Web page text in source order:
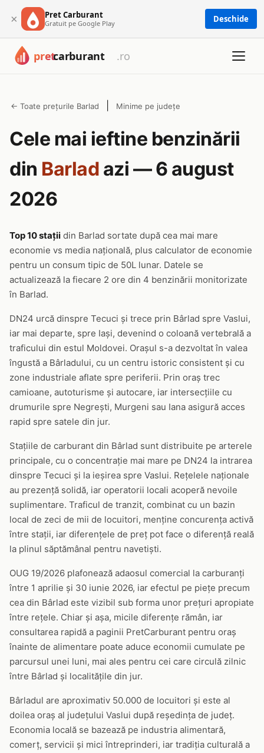
× Pret Carburant
Gratuit pe Google Play Deschide
← Toate prețurile Barlad Minime pe județe
Cele mai ieftine benzinării
din Barlad azi — 6 august
2026
Top 10 stații din Barlad sortate după cea mai mare
economie vs media națională, plus calculator de economie
pentru un consum tipic de 50L lunar. Datele se
actualizează la fiecare 2 ore din 4 benzinării monitorizate
în Barlad.
DN24 urcă dinspre Tecuci și trece prin Bârlad spre Vaslui,
iar mai departe, spre Iași, devenind o coloană vertebrală a
traficului din estul Moldovei. Orașul s-a dezvoltat în valea
îngustă a Bârladului, cu un centru istoric consistent și cu
zone industriale aflate spre periferii. Prin oraș trec
camioane, autoturisme și autocare, iar intersecțiile cu
drumurile spre Negrești, Murgeni sau Iana asigură acces
rapid spre satele din jur.
Stațiile de carburant din Bârlad sunt distribuite pe arterele
principale, cu o concentrație mai mare pe DN24 la intrarea
dinspre Tecuci și la ieșirea spre Vaslui. Rețelele naționale
au prezență solidă, iar operatorii locali acoperă nevoile
suplimentare. Traficul de tranzit, combinat cu un bazin
local de zeci de mii de locuitori, menține concurența activă
între stații, iar diferențele de preț pot face o diferență reală
la plinul săptămânal pentru navetiști.
OUG 19/2026 plafonează adaosul comercial la carburanți
între 1 aprilie și 30 iunie 2026, iar efectul pe piețe precum
cea din Bârlad este vizibil sub forma unor prețuri apropiate
între rețele. Chiar și așa, micile diferențe rămân, iar
consultarea rapidă a paginii PretCarburant pentru oraș
înainte de alimentare poate aduce economii cumulate pe
parcursul unei luni, mai ales pentru cei care circulă zilnic
între Bârlad și localitățile din jur.
Bârladul are aproximativ 50.000 de locuitori și este al
doilea oraș al județului Vaslui după reședința de județ.
Economia locală se bazează pe industria alimentară,
comerț, servicii și mici întreprinderi, iar tradiția culturală a